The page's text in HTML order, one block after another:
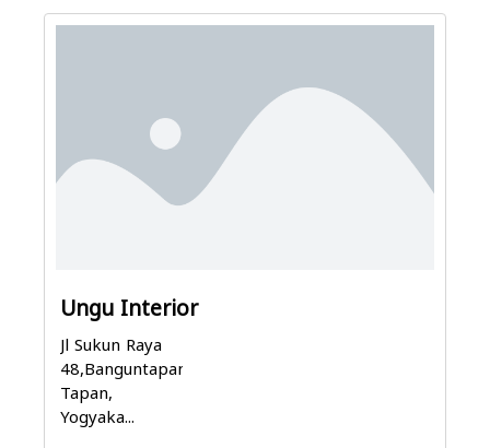
Ungu Interior
Jl Sukun Raya
48,Banguntapan,Bangun
Tapan,
Yogyaka...